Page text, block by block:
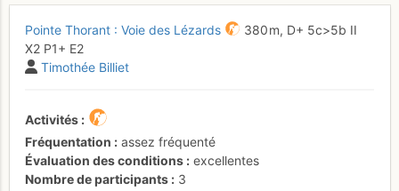
Pointe Thorant : Voie des Lézards 380 m, D+ 5c>5b II
X2 P1+ E2
Timothée Billiet
Activités
Fréquentation
assez fréquenté
Évaluation des conditions
excellentes
Nombre de participants
3